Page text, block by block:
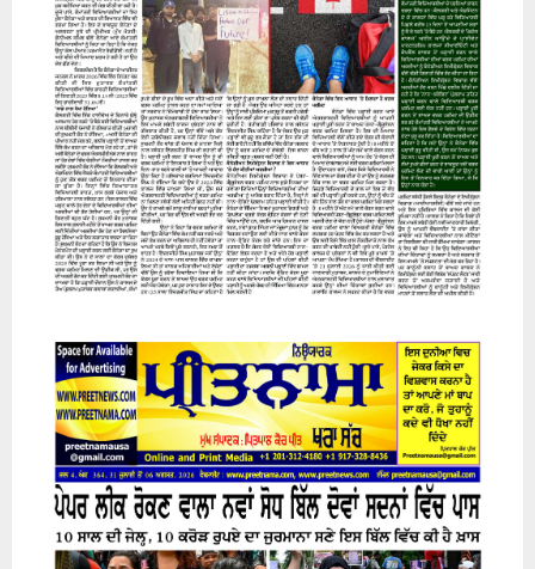
07 August 2026